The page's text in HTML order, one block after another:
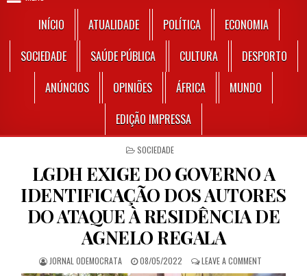
INÍCIO ATUALIDADE POLÍTICA
ECONOMIA
SOCIEDADE
SAÚDE PÚBLICA CULTURA
DESPORTO
ANÚNCIOS
OPINIÕES ÁFRICA
MUNDO
EDIÇÃO IMPRESSA
POSTED IN
SOCIEDADE
LGDH EXIGE DO GOVERNO A
IDENTIFICAÇÃO DOS AUTORES
DO ATAQUE À RESIDÊNCIA DE
AGNELO REGALA
AUTHOR:
JORNAL ODEMOCRATA PUBLISHED DATE:
08/05/2022 LEAVE A COMMENTON LGDH